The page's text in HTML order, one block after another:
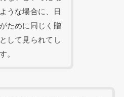
うな場合に、日
ために同じく贈
して見られてし
。